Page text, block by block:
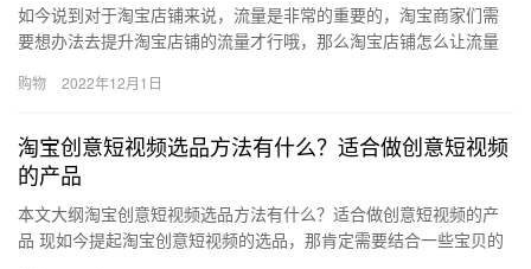
如今说到对于淘宝店铺来说，流量是非常的重要的，淘宝商家们需
要想办法去提升淘宝店铺的流量才行哦，那么淘宝店铺怎么让流量
升？1、…
购物 2022年12月1日
淘宝创意短视频选品方法有什么？适合做创意短视频
的产品
本文大纲淘宝创意短视频选品方法有什么？适合做创意短视频的产
品 现如今提起淘宝创意短视频的选品，那肯定需要结合一些宝贝的